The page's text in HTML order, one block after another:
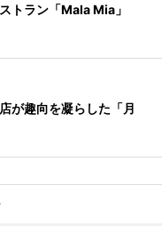
トラン「Mala Mia」
が趣向を凝らした「月